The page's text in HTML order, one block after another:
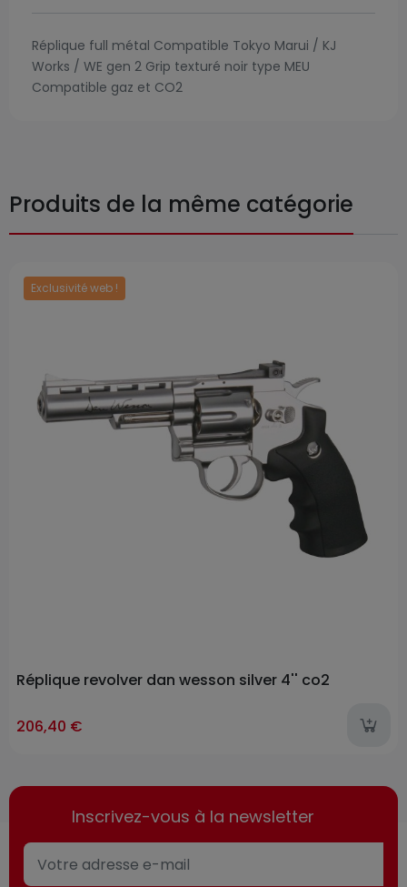
Réplique full métal Compatible Tokyo Marui / KJ
Works / WE gen 2 Grip texturé noir type MEU
Compatible gaz et CO2
Produits de la même catégorie
Exclusivité web !
Réplique revolver dan wesson silver 4'' co2
206,40 €
Inscrivez-vous à la newsletter